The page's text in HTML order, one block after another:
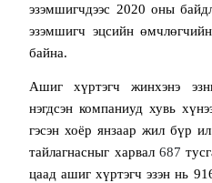
эзэмшигчдээс 2020 оны
эзэмшигч эцсийн өмчлөгчийн
байна.
Ашиг хүртэгч жинхэнэ
нэгдсэн компаниуд хувь
гэсэн хоёр янзаар жил бүр
тайлагнасныг харвал 687
цаад ашиг хүртэгч эзэн нь